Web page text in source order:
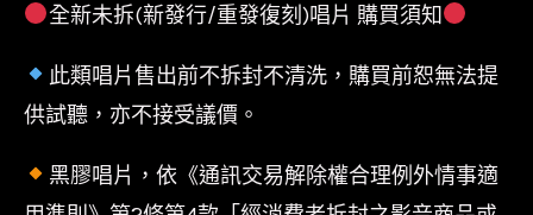
全新未拆(新發行/重發復刻)唱片 購買須知
此類唱片售出前不拆封不清洗，購買前恕無法提
供試聽，亦不接受議價。
黑膠唱片，依《通訊交易解除權合理例外情事適